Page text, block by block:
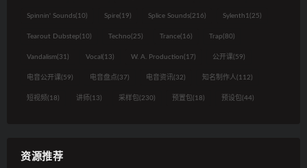
Spinnin' Sounds(10) Spire(19) Splice Sounds(216) Sylenth1(25)
Tearout Dubstep(10) Techno(25) Trance(16) Trap(80)
Vandalism(31) Vocal (13) W. A. Production(17) 公开课(59)
电音公开课(59) 电音盘点(37) 电音资讯(32) 知名制作人(112)
短视频 (18) 讲师(13) 采样包(230) 预置包(18) 预设包(44)
资源推荐